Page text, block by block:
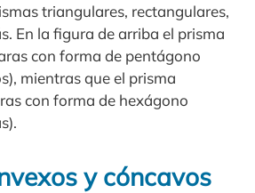
triangulares, rectangulares,
En la figura de arriba el prisma
con forma de pentágono
mientras que el prisma
con forma de hexágono
y cóncavos